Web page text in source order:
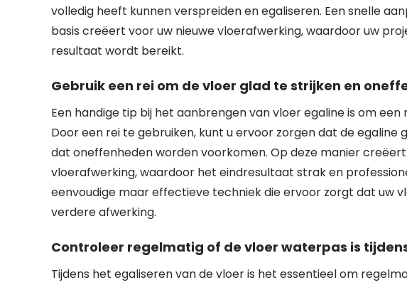
volledig heeft kunnen verspreiden en egaliseren. Een snelle
basis creëert voor uw nieuwe vloerafwerking, waardoor uw
resultaat wordt bereikt.
Gebruik een rei om de vloer glad te strijken en
Een handige tip bij het aanbrengen van vloer egaline is om
Door een rei te gebruiken, kunt u ervoor zorgen dat de
dat oneffenheden worden voorkomen. Op deze manier
vloerafwerking, waardoor het eindresultaat strak en
eenvoudige maar effectieve techniek die ervoor zorgt dat uw
verdere afwerking.
Controleer regelmatig of de vloer waterpas is
Tijdens het egaliseren van de vloer is het essentieel om